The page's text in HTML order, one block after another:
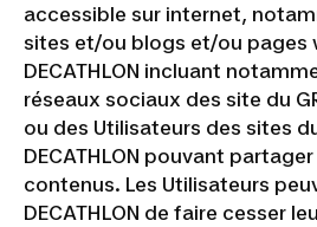
accessible sur internet,
sites et/ou blogs et/ou pages
DECATHLON incluant
réseaux sociaux des site du
ou des Utilisateurs des sites du
DECATHLON pouvant
contenus. Les Utilisateurs
DECATHLON de faire cesser